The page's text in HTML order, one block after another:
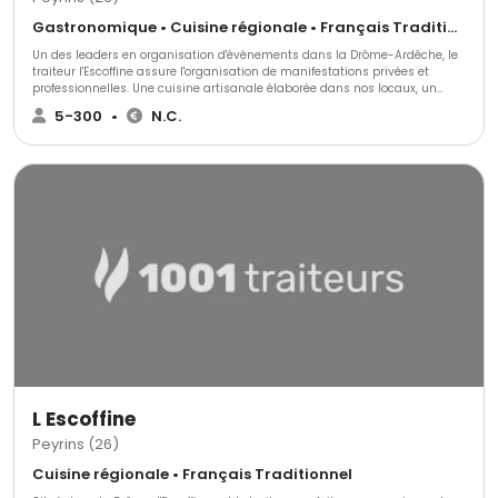
Gastronomique • Cuisine régionale • Français Traditionnel
Un des leaders en organisation d'évènements dans la Drôme-Ardêche, le
traiteur l'Escoffine assure l'organisation de manifestations privées et
professionnelles. Une cuisine artisanale élaborée dans nos locaux, un
service de grande qualité. Quelque soit le nombre de vos convives nous
assurons un accompagnement personnalisé en fonction de vos attentes.
5-300 • N.C.
L Escoffine
Peyrins (26)
Cuisine régionale • Français Traditionnel